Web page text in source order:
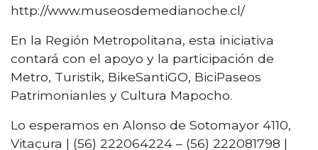
http://www.museosdemedianoche.cl/
En la Región Metropolitana, esta iniciativa
contará con el apoyo y la participación de
Metro, Turistik, BikeSantiGO, BiciPaseos
Patrimonianles y Cultura Mapocho.
Lo esperamos en Alonso de Sotomayor 4110,
Vitacura | (56) 222064224 – (56) 222081798 |